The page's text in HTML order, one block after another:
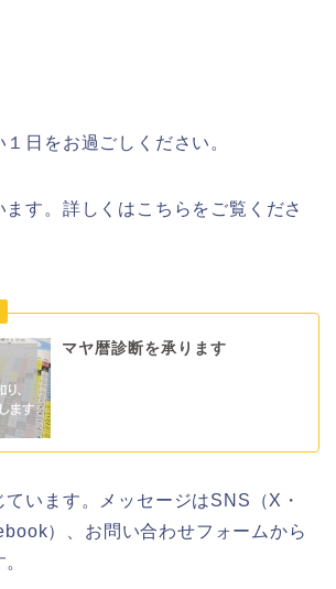
日をお過ごしください。
す。詳しくはこちらをご覧くださ
マヤ暦診断を承ります
ています。メッセージはSNS（X・
）、お問い合わせフォームから